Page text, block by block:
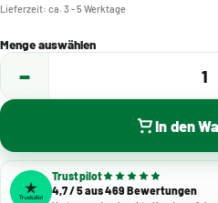
Lieferzeit: ca. 3 - 5 Werktage
Menge auswählen
− 1
In den
Trustpilot
4,7 / 5 aus 469 Bewertungen